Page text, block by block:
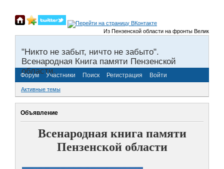
Из Пензенской области на фронты Великой
"Никто не забыт, ничто не забыто".
Всенародная Книга памяти Пензенской
области.
Форум Участники Поиск Регистрация Войти
Активные темы
Объявление
Всенародная книга памяти
Пензенской области